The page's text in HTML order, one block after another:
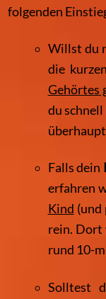
folgenden
Willst du
die
Gehörtes
du
Falls dein
erfahren
Kind (und
rein. Dort
rund 10-
Solltest